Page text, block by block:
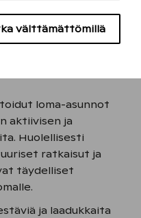
loma-asunnot
aktiivisen ja
Huolellisesti
ratkaisut ja
täydelliset
ja laadukkaita
välttämättömillä